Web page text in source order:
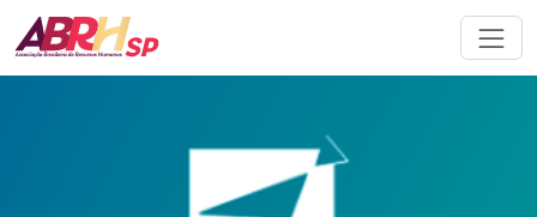
Navegação principal